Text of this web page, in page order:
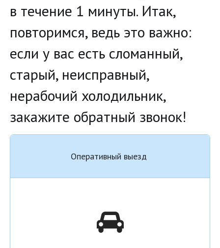
в течение 1 минуты. Итак,
повторимся, ведь это важно:
если у вас есть сломанный,
старый, неисправный,
нерабочий холодильник,
закажите обратный звонок!
Оперативный выезд